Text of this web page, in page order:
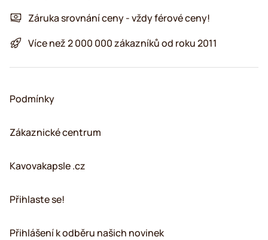
Záruka srovnání ceny - vždy férové ceny!
Více než 2 000 000 zákazníků od roku 2011
Podmínky
Zákaznické centrum
Kavovakapsle .cz
Přihlaste se!
Přihlášení k odběru našich novinek